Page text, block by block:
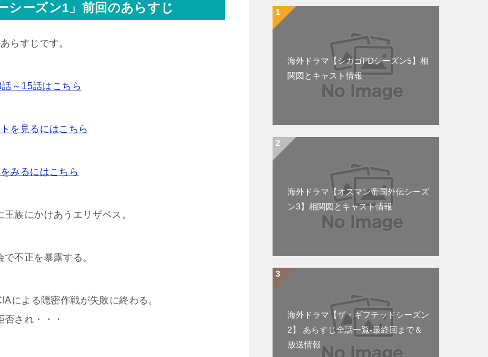
シーズン1」前回のあらすじ
らすじです。
～15話はこちら
を見るにはこちら
みるにはこちら
族にかけあうエリザベス。
不正を暴露する。
による隠密作戦が失敗に終わる。
され・・・
海外ドラマ【シカゴPDシーズン5】相
関図とキャスト情報
海外ドラマ【オスマン帝国外伝シーズ
ン3】相関図とキャスト情報
海外ドラマ【ザ・ギフテッドシーズン
2】 あらすじ全話一覧-最終回まで＆
放送情報